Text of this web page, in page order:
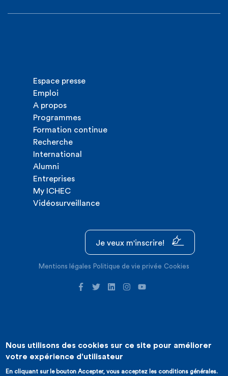
Espace presse
Emploi
A propos
Programmes
Formation continue
Recherche
International
Alumni
Entreprises
My ICHEC
Vidéosurveillance
Je veux m'inscrire!
Mentions légales Politique de vie privée Cookies
©2026 ICHEC |Création de site internet : Expansion
Nous utilisons des cookies sur ce site pour améliorer
votre expérience d'utilisateur
En cliquant sur le bouton Accepter, vous acceptez les conditions générales.